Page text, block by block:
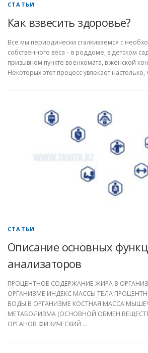
СТАТЬИ
Как взвесить здоровье?
Все мы периодически сталкиваемся с
собственного веса – в роддоме, в детском
призывном пункте военкомата, в женской
Некоторых этот процесс увлекает
СТАТЬИ
Описание основных
анализаторов
ПРОЦЕНТНОЕ СОДЕРЖАНИЕ ЖИРА В
ОРГАНИЗМЕ ИНДЕКС МАССЫ ТЕЛА
ВОДЫ В ОРГАНИЗМЕ КОСТНАЯ МАССА
МЕТАБОЛИЗМА (ОСНОВНОЙ ОБМЕН
ОРГАНОВ ФИЗИЧЕСКИЙ …